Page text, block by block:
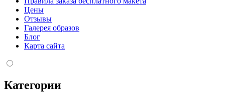
Цены
Отзывы
Галерея образов
Блог
Карта сайта
Категории